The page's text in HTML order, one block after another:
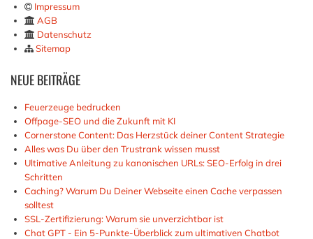
Impressum
AGB
Datenschutz
Sitemap
NEUEBEITRÄGE
Feuerzeuge bedrucken
Offpage-SEO und die Zukunft mit KI
Cornerstone Content: Das Herzstück deiner Content Strategie
Alles was Du über den Trustrank wissen musst
Ultimative Anleitung zu kanonischen URLs: SEO-Erfolg in drei
Schritten
Caching? Warum Du Deiner Webseite einen Cache verpassen
solltest
SSL-Zertifizierung: Warum sie unverzichtbar ist
Chat GPT - Ein 5-Punkte-Überblick zum ultimativen Chatbot